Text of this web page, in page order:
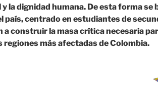
la dignidad humana. De esta forma
centrado en estudiantes de
construir la masa crítica necesaria
regiones más afectadas de Colombia.